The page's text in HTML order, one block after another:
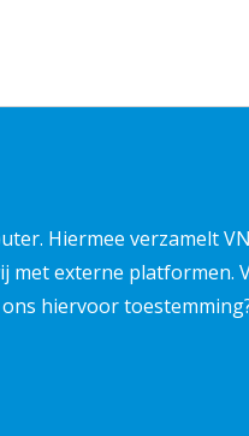
Hiermee verzamelt
met externe platformen.
hiervoor